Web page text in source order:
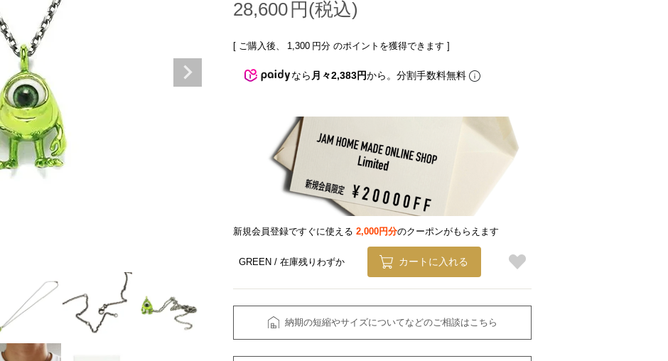
28,600
[ ご購入後、 1,300 円分 のポイントを獲得できます ]
なら 月々2,383円から。分割手数料無料
新規会員登録ですぐに使える 2,000円分のクーポンがもらえます
GREEN 在庫残りわずか カートに入れる
納期の短縮やサイズについてなどのご相談はこちら